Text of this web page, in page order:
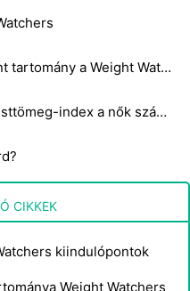
Hogyan számoljuk napi Point tartomány a Weight Watchers
Hogyan állapítható meg a testtömeg-index a nők számára készült diéta kipróbálásakor?
CIKKEK
kiindulópontok
Weight Watchers